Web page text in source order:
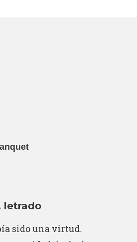
letrado
sido una virtud.